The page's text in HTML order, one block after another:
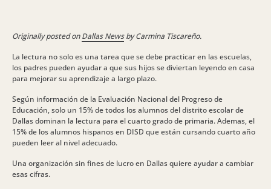
Originally posted onDallas Newsby Carmina Tiscareño.
La lectura no solo es una tarea que se debe practicar en las escuelas,
los padres pueden ayudar a que sus hijos se diviertan leyendo en casa
para mejorar su aprendizaje a largo plazo.
Según información de la Evaluación Nacional del Progreso de
Educación, solo un 15% de todos los alumnos del distrito escolar de
Dallas dominan la lectura para el cuarto grado de primaria. Ademas, el
15% de los alumnos hispanos en DISD que están cursando cuarto año
pueden leer al nivel adecuado.
Una organización sin fines de lucro en Dallas quiere ayudar a cambiar
esas cifras.